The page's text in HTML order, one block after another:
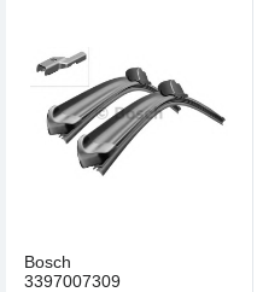
Bosch
3397007309